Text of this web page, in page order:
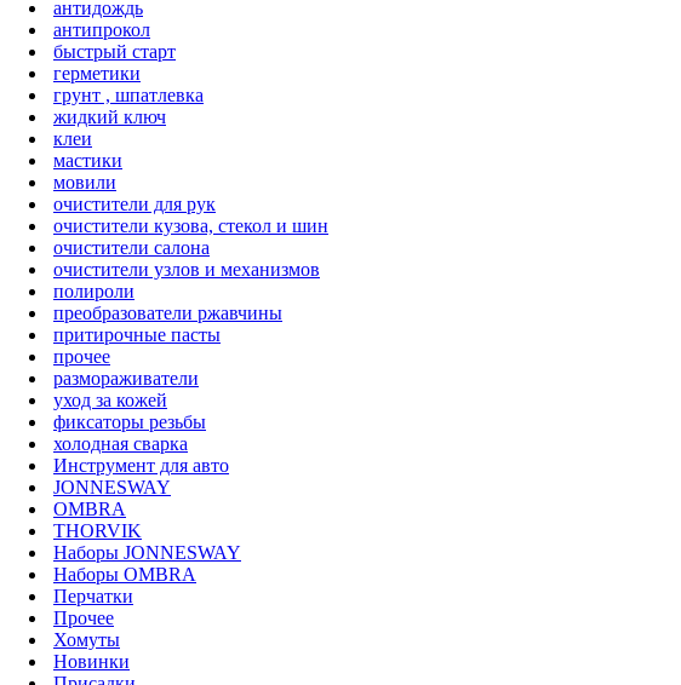
антидождь
антипрокол
быстрый старт
герметики
грунт , шпатлевка
жидкий ключ
клеи
мастики
мовили
очистители для рук
очистители кузова, стекол и шин
очистители салона
очистители узлов и механизмов
полироли
преобразователи ржавчины
притирочные пасты
прочее
размораживатели
уход за кожей
фиксаторы резьбы
холодная сварка
Инструмент для авто
JONNESWAY
OMBRA
THORVIK
Наборы JONNESWAY
Наборы OMBRA
Перчатки
Прочее
Хомуты
Новинки